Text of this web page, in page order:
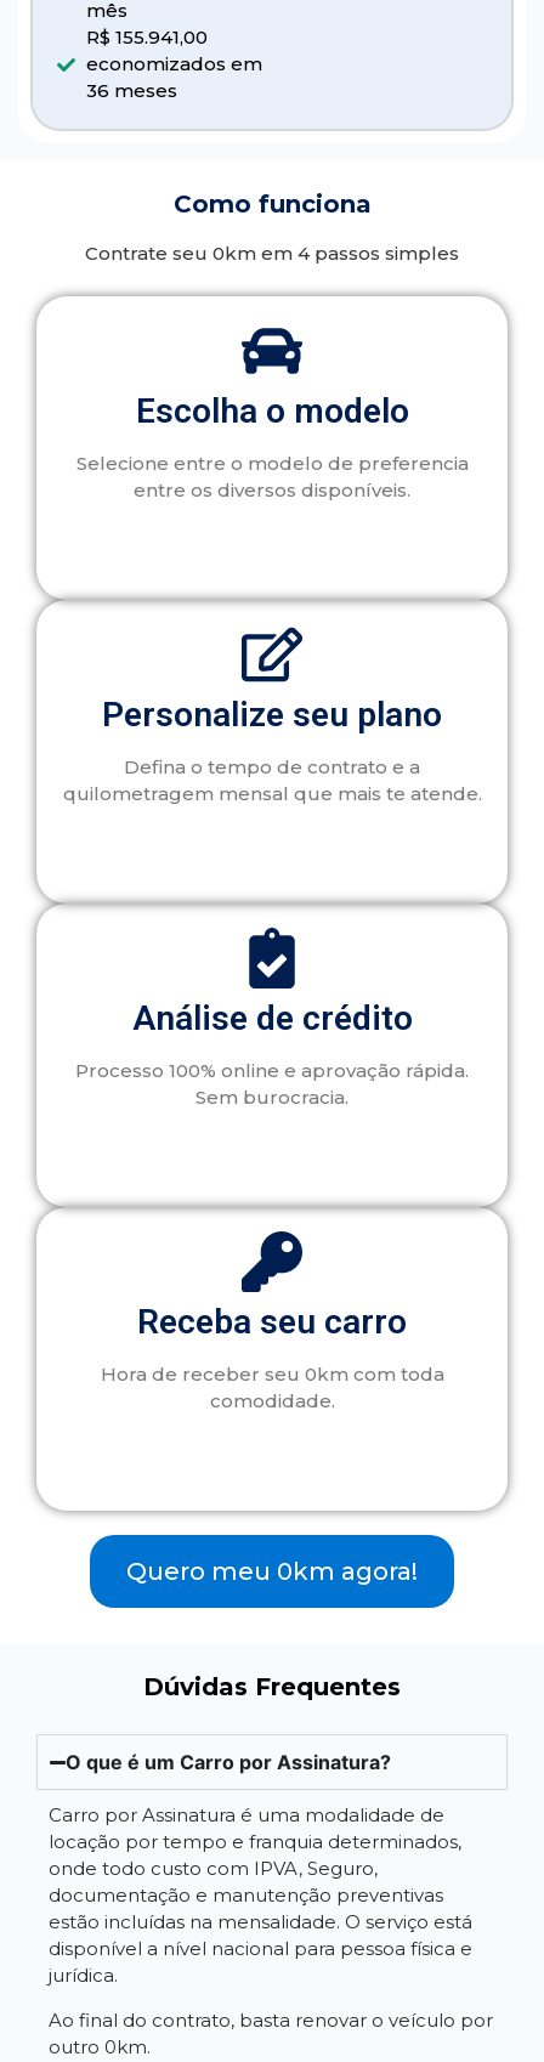
mês
R$ 155.941,00
economizados em
36 meses
Como funciona
Contrate seu 0km em 4 passos simples
Escolha o modelo
Selecione entre o modelo de preferencia
entre os diversos disponíveis.
Personalize seu plano
Defina o tempo de contrato e a
quilometragem mensal que mais te atende.
Análise de crédito
Processo 100% online e aprovação rápida.
Sem burocracia.
Receba seu carro
Hora de receber seu 0km com toda
comodidade.
Quero meu 0km agora!
Dúvidas Frequentes
O que é um Carro por Assinatura?
Carro por Assinatura é uma modalidade de
locação por tempo e franquia determinados,
onde todo custo com IPVA, Seguro,
documentação e manutenção preventivas
estão incluídas na mensalidade. O serviço está
disponível a nível nacional para pessoa física e
jurídica.
Ao final do contrato, basta renovar o veículo por
outro 0km.